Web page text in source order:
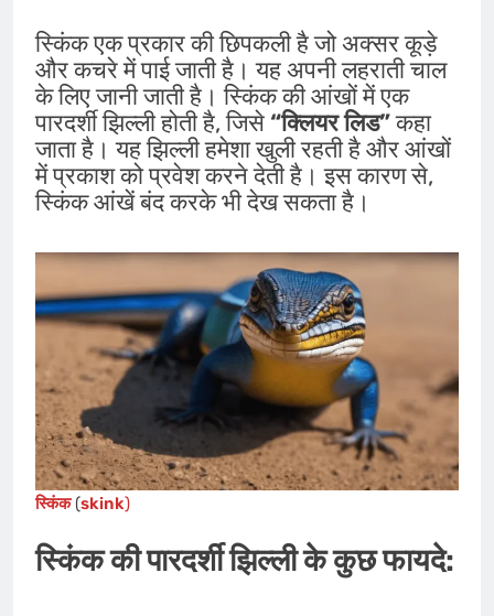
स्किंक एक प्रकार की छिपकली है जो अक्सर कूड़े
और कचरे में पाई जाती है। यह अपनी लहराती चाल
के लिए जानी जाती है। स्किंक की आंखों में एक
पारदर्शी झिल्ली होती है, जिसे “क्लियर लिड”कहा
जाता है। यह झिल्ली हमेशा खुली रहती है और आंखों
में प्रकाश को प्रवेश करने देती है। इस कारण से,
स्किंक आंखें बंद करके भी देख सकता है।
स्किंक(skink)
स्किंक की पारदर्शी झिल्ली के कुछ फायदे: